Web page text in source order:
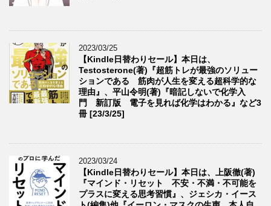
2023/03/25
【Kindle日替わりセール】本日は、
Testosterone(著)『超筋トレが最強のソリュー
ションである 筋肉が人生を変える超科学的な
理由』、平山令明(著)『暗記しないで化学入
門 新訂版 電子を見れば化学はわかる』など3
冊 [23/3/25]
2023/03/24
【Kindle日替わりセール】本日は、上阪徹(著)
『マインド・リセット 不安・不満・不可能を
プラスに変える思考習慣』、ジェシカ・イース